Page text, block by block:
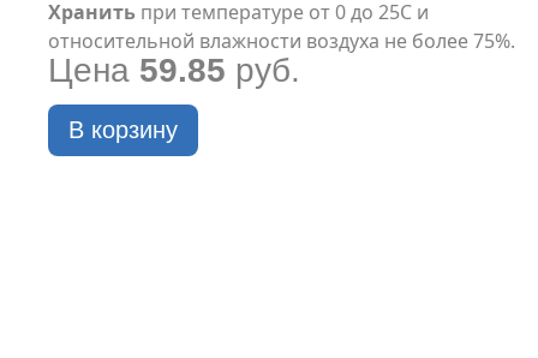
Хранить при температуре от 0 до 25C и
относительной влажности воздуха не более 75%.
Цена 59.85 руб.
В корзину